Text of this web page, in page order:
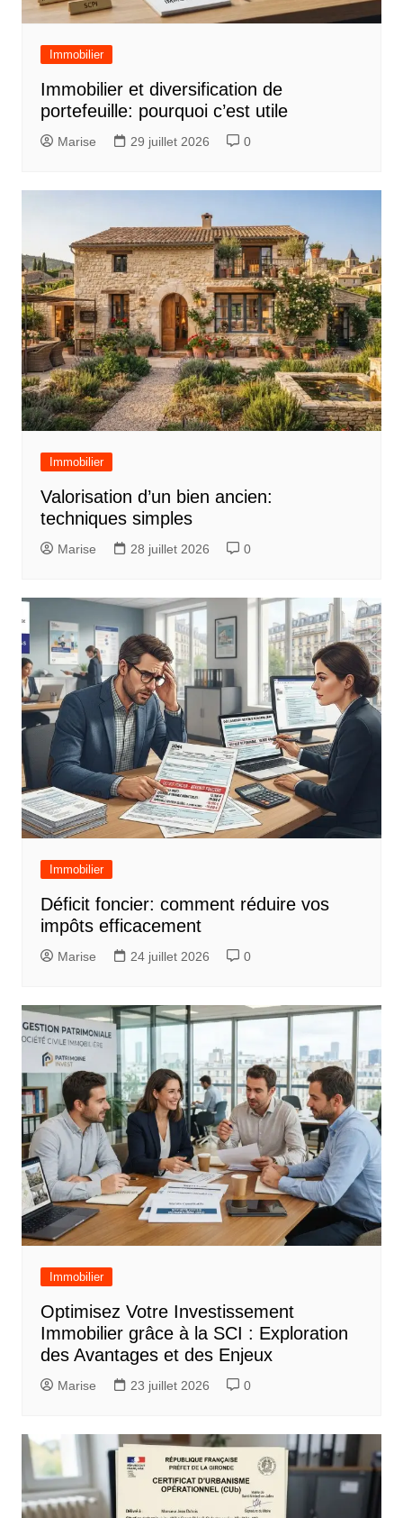
d
l
e
Immobilier
Immobilier et diversification de
portefeuille: pourquoi c’est utile
Marise 29 juillet 2026 0
Immobilier
Valorisation d’un bien ancien:
techniques simples
Marise 28 juillet 2026 0
Immobilier
Déficit foncier: comment réduire vos
impôts efficacement
Marise 24 juillet 2026 0
Immobilier
Optimisez Votre Investissement
Immobilier grâce à la SCI : Exploration
des Avantages et des Enjeux
Marise 23 juillet 2026 0